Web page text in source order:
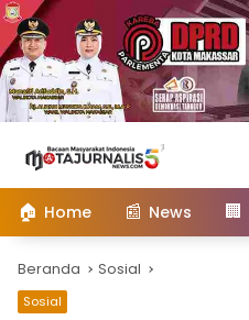
konten
🏠 Home 📰 News 🏢
Beranda Sosial
Sosial